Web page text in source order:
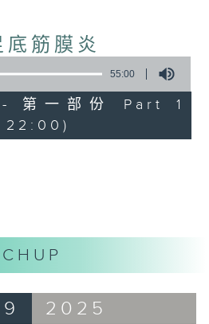
筋膜炎
55:00
第一部份 Part 1
22:00)
2025